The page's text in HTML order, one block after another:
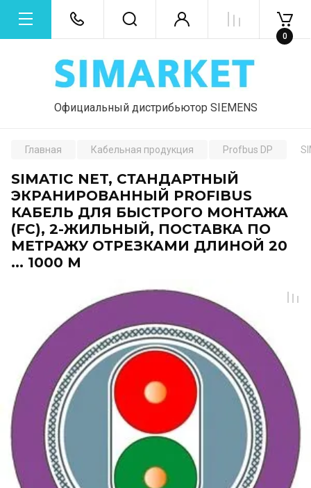
Официальный дистрибьютор SIEMENS
0
Главная Кабельная продукция Profbus DP
SIMATIC NET, СТАНДАРТНЫЙ
ЭКРАНИРОВАННЫЙ PROFIBUS
КАБЕЛЬ ДЛЯ БЫСТРОГО МОНТАЖА
(FC), 2-ЖИЛЬНЫЙ, ПОСТАВКА ПО
МЕТРАЖУ ОТРЕЗКАМИ ДЛИНОЙ 20
... 1000 M